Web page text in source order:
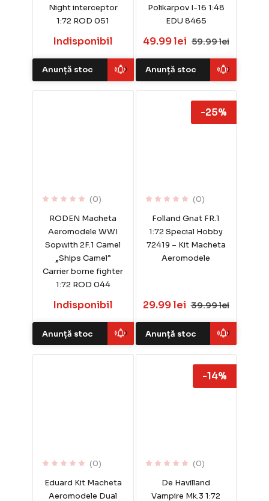
Night interceptor
1:72 ROD 051
Indisponibil
Anunță stoc
Polikarpov I-16 1:48
EDU 8465
49.99 lei 59.99 lei
Anunță stoc
(0)
RODEN Macheta
Aeromodele WWI
Sopwith 2F.1 Camel
„Ships Camel”
Carrier borne fighter
1:72 ROD 044
Indisponibil
Anunță stoc
(0)
Folland Gnat FR.1
1:72 Special Hobby
72419 – Kit Macheta
Aeromodele
29.99 lei 39.99 lei
-25%
Anunță stoc
(0)
Eduard Kit Macheta
Aeromodele Dual
(0)
De Havilland
Vampire Mk.3 1:72
-14%